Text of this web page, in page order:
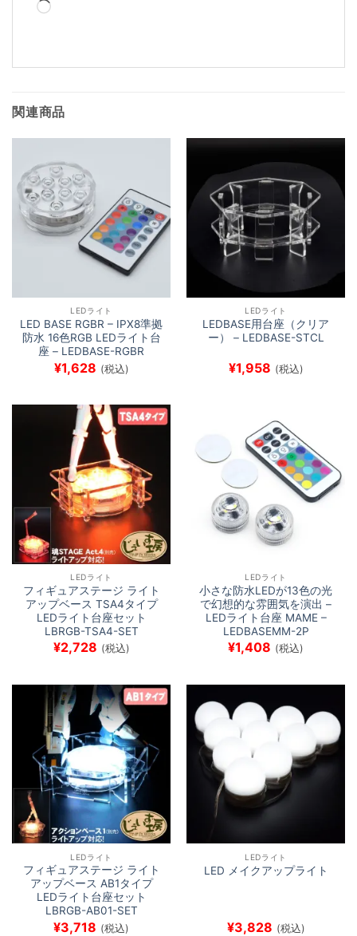
読
み
関連商品
LEDライト
LED BASE RGBR – IPX8準拠
防水 16色RGB LEDライト台
座 – LEDBASE-RGBR
¥1,628 (税込)
LEDライト
LEDBASE用台座（クリア
ー） – LEDBASE-STCL
¥1,958 (税込)
LEDライト
フィギュアステージ ライト
アップベース TSA4タイプ
LEDライト台座セット
LBRGB-TSA4-SET
¥2,728 (税込)
LEDライト
小さな防水LEDが13色の光
で幻想的な雰囲気を演出 –
LEDライト台座 MAME –
LEDBASEMM-2P
¥1,408 (税込)
LEDライト
フィギュアステージ ライト
アップベース AB1タイプ
LEDライト台座セット
LBRGB-AB01-SET
¥3,718 (税込)
LEDライト
LED メイクアップライト
¥3,828 (税込)